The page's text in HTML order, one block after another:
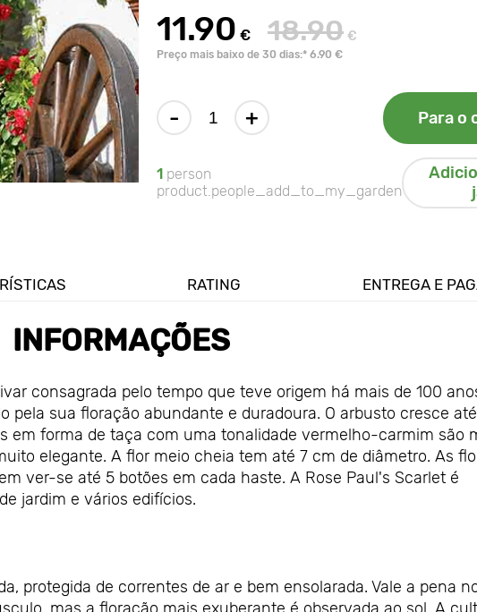
11.90 € 18.90 €
Preço mais baixo de 30 dias:* 6.90 €
- + Para o
1 person
product.people_add_to_my_garden
RATING ENTREGA E
INFORMAÇÕES
consagrada pelo tempo que teve origem há mais de 100
pela sua floração abundante e duradoura. O arbusto cresce
em forma de taça com uma tonalidade vermelho-carmim são
elegante. A flor meio cheia tem até 7 cm de diâmetro. As
ver-se até 5 botões em cada haste. A Rose Paul's Scarlet é
jardim e vários edifícios.
protegida de correntes de ar e bem ensolarada. Vale a pena